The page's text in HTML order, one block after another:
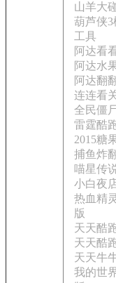
山羊大
葫芦侠3
工具
阿达看
阿达水
阿达翻
连连看
全民僵
雷霆酷
2015糖
捕鱼炸
喵星传
小白夜
热血精
版
天天酷
天天酷
天天牛
我的世